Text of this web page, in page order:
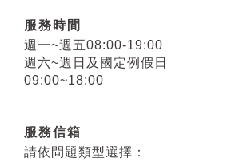
服務時間
週一~週五08:00-19:00
週六~週日及國定例假日
09:00~18:00
服務信箱
請依問題類型選擇：